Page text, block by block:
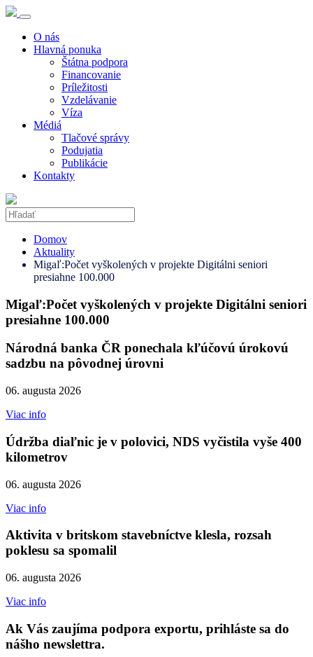
O nás
Hlavná ponuka
Štátna podpora
Financovanie
Príležitosti
Vzdelávanie
Víza
Médiá
Tlačové správy
Podujatia
Publikácie
Kontakty
Domov
Aktuality
Migaľ:Počet vyškolených v projekte Digitálni seniori
presiahne 100.000
Migaľ:Počet vyškolených v projekte Digitálni seniori
presiahne 100.000
Národná banka ČR ponechala kľúčovú úrokovú
sadzbu na pôvodnej úrovni
06. augusta 2026
Viac info
Údržba diaľnic je v polovici, NDS vyčistila vyše 400
kilometrov
06. augusta 2026
Viac info
Aktivita v britskom stavebníctve klesla, rozsah
poklesu sa spomalil
06. augusta 2026
Viac info
Ak Vás zaujíma podpora exportu, prihláste sa do
nášho newslettra.